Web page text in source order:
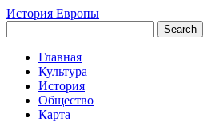
История Европы
Главная
Культура
История
Общество
Карта